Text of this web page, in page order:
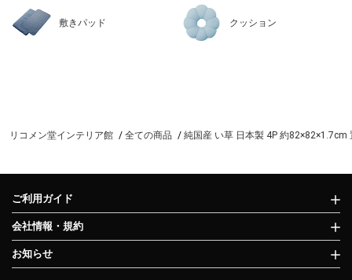
敷きパッド クッション
リコメン堂インテリア館 全ての商品 純国産 い草 日本製 4P 約
ご利用ガイド
会社情報・規約
お知らせ